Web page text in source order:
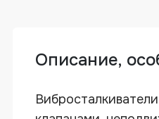
Описание,